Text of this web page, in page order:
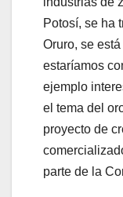
Potosí, se ha
Oruro, se
estaríamos
ejemplo
el tema del
proyecto de
parte de la